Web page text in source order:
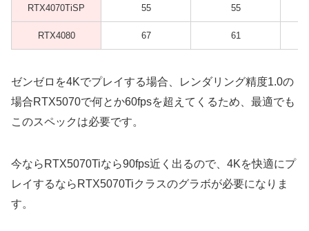
RTX4070TiSP 55 55
RTX4080 67 61
ゼンゼロを4Kでプレイする場合、レンダリング精度1.0の
場合RTX5070で何とか60fpsを超えてくるため、最適でも
このスペックは必要です。
今ならRTX5070Tiなら90fps近く出るので、4Kを快適にプ
レイするならRTX5070Tiクラスのグラボが必要になりま
す。